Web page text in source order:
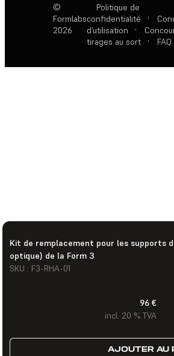
Kit de remplacement pour les supports
optique) de la Form 3
SKU : F3-RHA-01
96 €
incl. 20 % TVA
AJOUTER AU
©
Formlabs
2026
Politique de
confidentialité
·
d’utilisation
·
tirages au sort
· FAQ